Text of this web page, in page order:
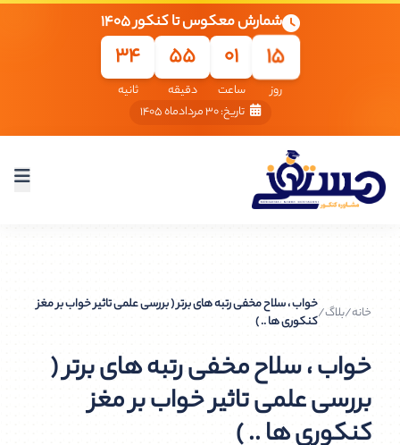
شمارش معکوس تا کنکور ۱۴۰۵
15
روز
01
ساعت
55
دقیقه
33
ثانیه
تاریخ: ۳۰ مردادماه ۱۴۰۵
خانه/بلاگ/خواب ، سلاح مخفی رتبه های برتر ( بررسی علمی تاثیر خواب بر مغز
کنکوری ها .. )
خواب ، سلاح مخفی رتبه های برتر (
بررسی علمی تاثیر خواب بر مغز
کنکوری ها .. )